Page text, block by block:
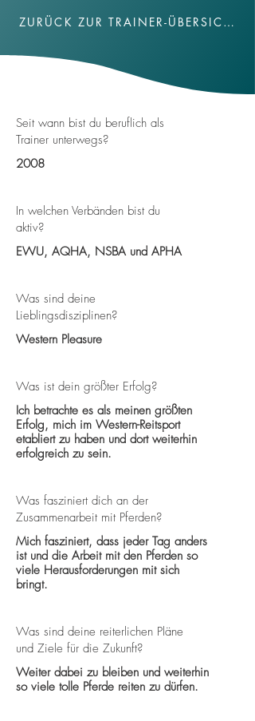
ZURÜCK ZUR TRAINER-ÜBERSICHT
Seit wann bist du beruflich als
Trainer unterwegs?
2008
In welchen Verbänden bist du
aktiv?
EWU, AQHA, NSBA und APHA
Was sind deine
Lieblingsdisziplinen?
Western Pleasure
Was ist dein größter Erfolg?
Ich betrachte es als meinen größten
Erfolg, mich im Western-Reitsport
etabliert zu haben und dort weiterhin
erfolgreich zu sein.
Was fasziniert dich an der
Zusammenarbeit mit Pferden?
Mich fasziniert, dass jeder Tag anders
ist und die Arbeit mit den Pferden so
viele Herausforderungen mit sich
bringt.
Was sind deine reiterlichen Pläne
und Ziele für die Zukunft?
Weiter dabei zu bleiben und weiterhin
so viele tolle Pferde reiten zu dürfen.